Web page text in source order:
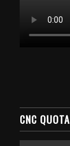
CNC QUOTA